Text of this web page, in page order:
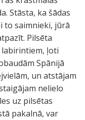
Stāsta, ka šādas
to saimnieki, jūrā
Pilsēta
ļoti
Spānijā
un atstājam
nelielo
uz pilsētas
pakalnā, var